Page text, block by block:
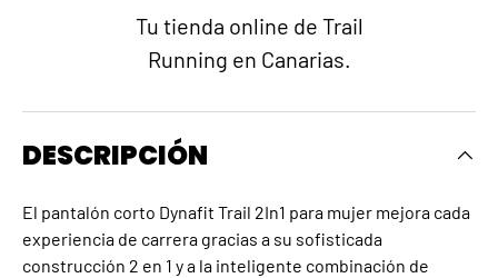
Tu tienda online de Trail
Running en Canarias.
DESCRIPCIÓN
El pantalón corto Dynafit Trail 2In1 para mujer mejora cada
experiencia de carrera gracias a su sofisticada
construcción 2 en 1 y a la inteligente combinación de